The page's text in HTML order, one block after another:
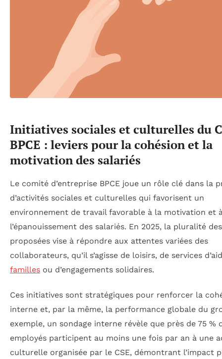
Initiatives sociales et culturelles du
BPCE : leviers pour la cohésion et la
motivation des salariés
Le comité d’entreprise BPCE joue un rôle clé dans la
d’activités sociales et culturelles qui favorisent un
environnement de travail favorable à la motivation et
l’épanouissement des salariés. En 2025, la pluralité
proposées vise à répondre aux attentes variées des
collaborateurs, qu’il s’agisse de loisirs, de services
familles ou d’engagements solidaires.
Ces initiatives sont stratégiques pour renforcer la
interne et, par la même, la performance globale du
exemple, un sondage interne révèle que près de 75 %
employés participent au moins une fois par an à une
culturelle organisée par le CSE, démontrant l’impact